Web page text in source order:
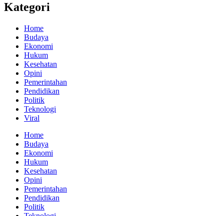
Kategori
Home
Budaya
Ekonomi
Hukum
Kesehatan
Opini
Pemerintahan
Pendidikan
Politik
Teknologi
Viral
Home
Budaya
Ekonomi
Hukum
Kesehatan
Opini
Pemerintahan
Pendidikan
Politik